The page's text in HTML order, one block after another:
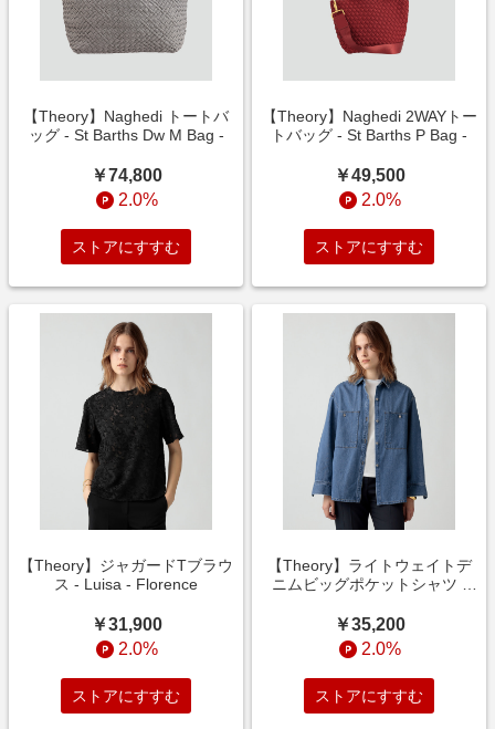
【Theory】Naghedi トートバ
ッグ - St Barths Dw M Bag -
￥74,800
2.0%
ストアにすすむ
【Theory】Naghedi 2WAYトー
トバッグ - St Barths P Bag -
￥49,500
2.0%
ストアにすすむ
【Theory】ジャガードTブラウ
ス - Luisa - Florence
￥31,900
2.0%
ストアにすすむ
【Theory】ライトウェイトデ
ニムビッグポケットシャツ -
￥35,200
2.0%
ストアにすすむ